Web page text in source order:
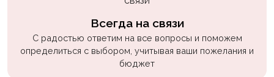
Всегда на связи
С радостью ответим на все вопросы и поможем
определиться с выбором, учитывая ваши пожелания и
бюджет